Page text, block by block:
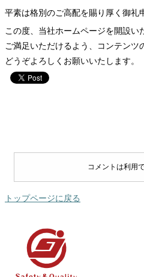
平素は格別のご高配を賜り厚く御礼
この度、当社ホームページを開設い
ご満足いただけるよう、コンテンツ
どうぞよろしくお願いいたします。
コメントは利用
トップページに戻る